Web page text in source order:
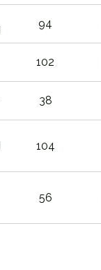
94
102
38
104
56